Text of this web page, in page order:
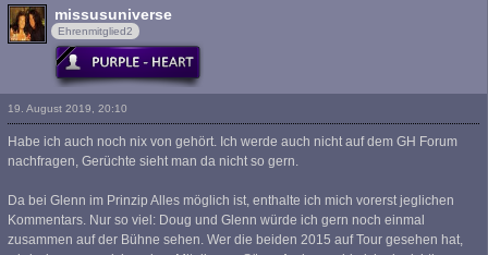
missusuniverse
Ehrenmitglied2
19. August 2019, 20:10
Habe ich auch noch nix von gehört. Ich werde auch nicht auf dem GH Forum
nachfragen, Gerüchte sieht man da nicht so gern.
Da bei Glenn im Prinzip Alles möglich ist, enthalte ich mich vorerst jeglichen
Kommentars. Nur so viel: Doug und Glenn würde ich gern noch einmal
zusammen auf der Bühne sehen. Wer die beiden 2015 auf Tour gesehen hat,